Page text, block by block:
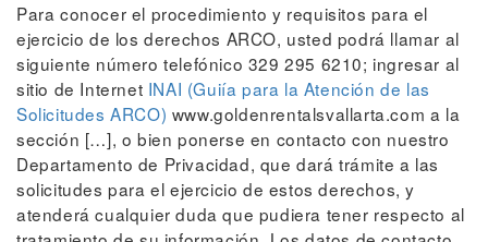
Para conocer el procedimiento y requisitos para el
ejercicio de los derechos ARCO, usted podrá llamar al
siguiente número telefónico 329 295 6210; ingresar al
sitio de Internet INAI (Guiía para la Atención de las
Solicitudes ARCO) www.goldenrentalsvallarta.com a la
sección […], o bien ponerse en contacto con nuestro
Departamento de Privacidad, que dará trámite a las
solicitudes para el ejercicio de estos derechos, y
atenderá cualquier duda que pudiera tener respecto al